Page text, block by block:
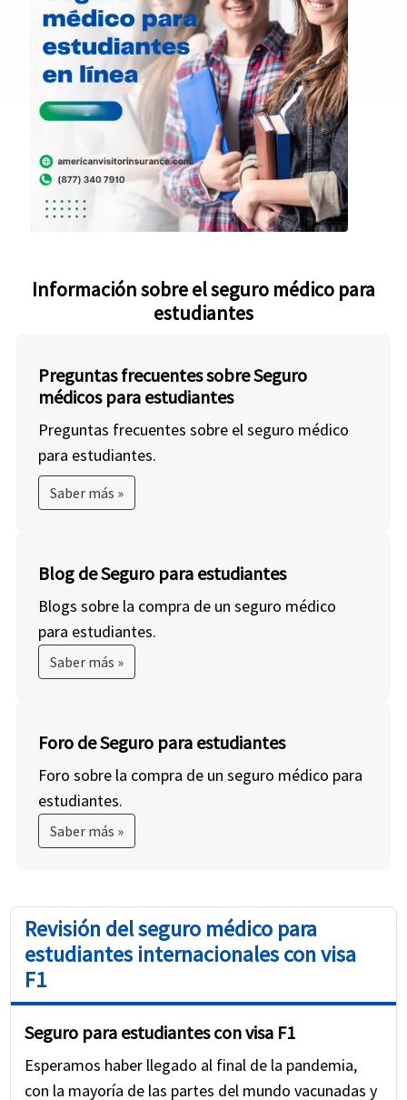
Información sobre el seguro médico para
estudiantes
Preguntas frecuentes sobre Seguro
médicos para estudiantes
Preguntas frecuentes sobre el seguro médico
para estudiantes.
Saber más »
Blog de Seguro para estudiantes
Blogs sobre la compra de un seguro médico
para estudiantes.
Saber más »
Foro de Seguro para estudiantes
Foro sobre la compra de un seguro médico para
estudiantes.
Saber más »
Revisión del seguro médico para
estudiantes internacionales con visa
F1
Seguro para estudiantes con visa F1
Esperamos haber llegado al final de la pandemia,
con la mayoría de las partes del mundo vacunadas y